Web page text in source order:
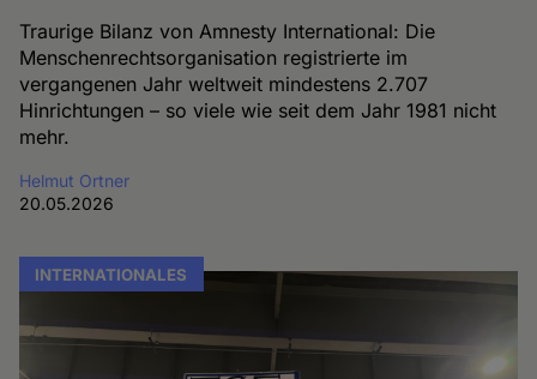
Traurige Bilanz von Amnesty International: Die
Menschenrechtsorganisation registrierte im
vergangenen Jahr weltweit mindestens 2.707
Hinrichtungen – so viele wie seit dem Jahr 1981 nicht
mehr.
Helmut Ortner
20.05.2026
INTERNATIONALES